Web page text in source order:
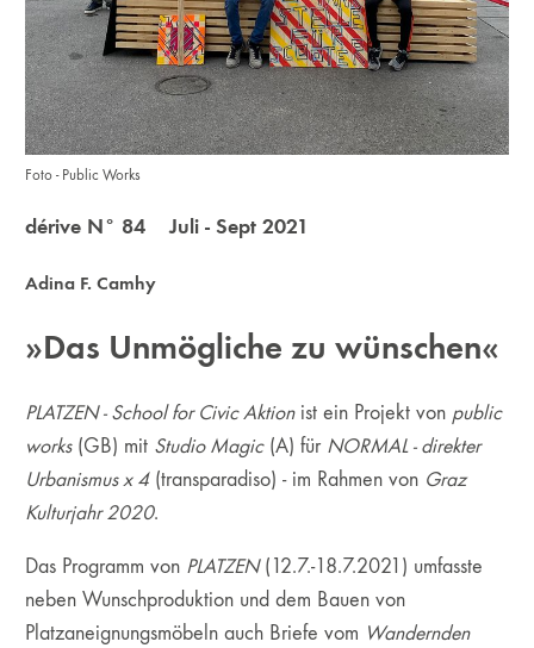
Foto - Public Works
dérive N° 84 Juli - Sept 2021
Adina F. Camhy
»Das Unmögliche zu wünschen«
PLATZEN - School for Civic Aktionist ein Projekt von public
works(GB) mit Studio Magic(A) für NORMAL - direkter
Urbanismus x 4(transparadiso) - im Rahmen von Graz
Kulturjahr 2020.
Das Programm von PLATZEN(12.7.-18.7.2021) umfasste
neben Wunschproduktion und dem Bauen von
Platzaneignungsmöbeln auch Briefe vom Wandernden